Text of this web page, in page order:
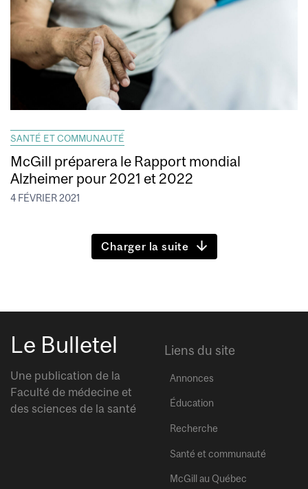
SANTÉ ET COMMUNAUTÉ
McGill préparera le Rapport mondial
Alzheimer pour 2021 et 2022
4 FÉVRIER 2021
Charger la suite
Le Bulletel
Une publication de la
Faculté de médecine et
des sciences de la santé
Liens du site
Annonces
Éducation
Recherche
Santé et communauté
McGill au Québec